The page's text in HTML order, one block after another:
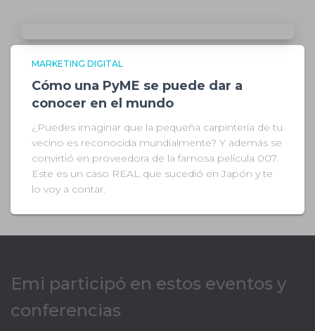
MARKETING DIGITAL
Cómo una PyME se puede dar a
conocer en el mundo
¿Puedes imaginar que la pequeña carpintería de tu
vecino es reconocida mundialmente? Y además se
convirtió en proveedora de la famosa película 007.
Este es un caso REAL que sucedió en Japón y te
lo voy a contar.
Emi participó en estos eventos y
conferencias